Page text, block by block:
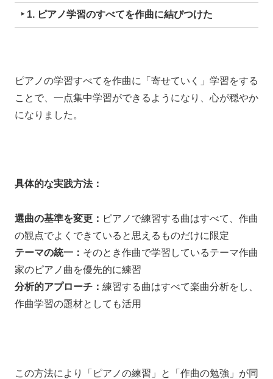
‣ 1. ピアノ学習のすべてを作曲に結びつけた
ピアノの学習すべてを作曲に「寄せていく」学習をする
ことで、一点集中学習ができるようになり、心が穏やか
になりました。
具体的な実践方法：
選曲の基準を変更： ピアノで練習する曲はすべて、作曲
の観点でよくできていると思えるものだけに限定
テーマの統一： そのとき作曲で学習しているテーマ作曲
家のピアノ曲を優先的に練習
分析的アプローチ： 練習する曲はすべて楽曲分析をし、
作曲学習の題材としても活用
この方法により「ピアノの練習」と「作曲の勉強」が同